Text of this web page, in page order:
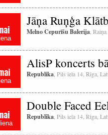
Jāņa Ruņģa
Melno Cepurīšu Balerija ,
AlisP koncerts
Republika , Pils iela 14, Riga,
Double Faced
Republika , Pils iela 14, Riga,